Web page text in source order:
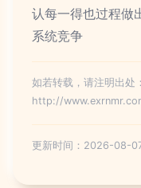
认每一得也过程做
系统竞争
如若转载，请注明出处：
http://
更新时间：2026-08-